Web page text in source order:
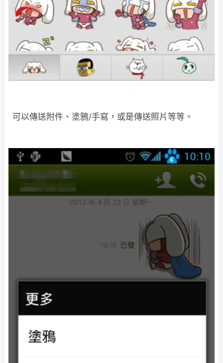
可以傳送附件、塗鴉/手寫，或是傳送照片等等。